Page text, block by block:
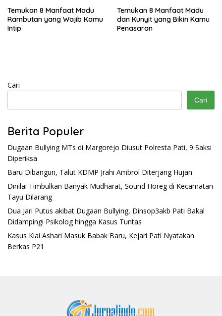
Temukan 8 Manfaat Madu
Rambutan yang Wajib Kamu
Intip
Temukan 8 Manfaat Madu
dan Kunyit yang Bikin Kamu
Penasaran
Cari
Cari
Berita Populer
Dugaan Bullying MTs di Margorejo Diusut Polresta Pati, 9 Saksi
Diperiksa
Baru Dibangun, Talut KDMP Jrahi Ambrol Diterjang Hujan
Dinilai Timbulkan Banyak Mudharat, Sound Horeg di Kecamatan
Tayu Dilarang
Dua Jari Putus akibat Dugaan Bullying, Dinsop3akb Pati Bakal
Didampingi Psikolog hingga Kasus Tuntas
Kasus Kiai Ashari Masuk Babak Baru, Kejari Pati Nyatakan
Berkas P21